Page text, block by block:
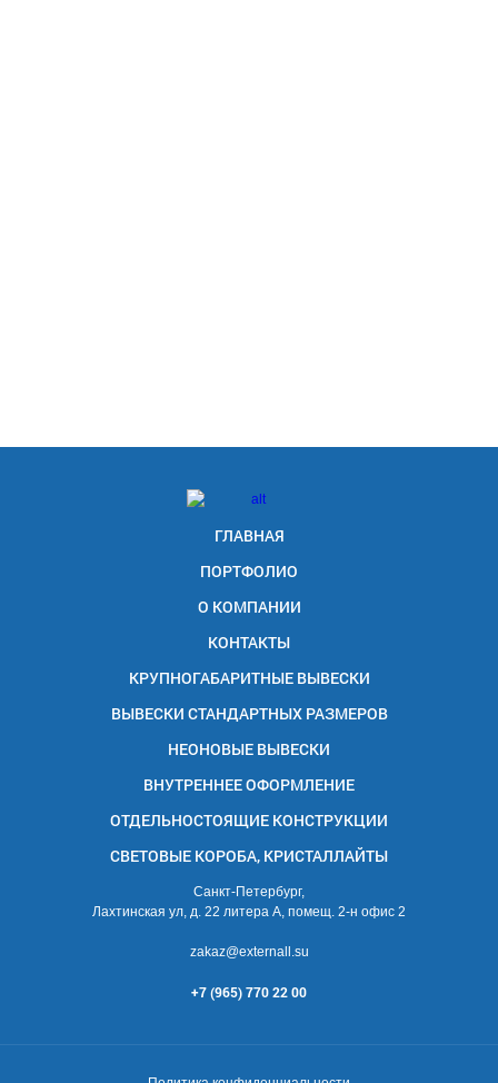
ГЛАВНАЯ
ПОРТФОЛИО
О КОМПАНИИ
КОНТАКТЫ
КРУПНОГАБАРИТНЫЕ ВЫВЕСКИ
ВЫВЕСКИ СТАНДАРТНЫХ РАЗМЕРОВ
НЕОНОВЫЕ ВЫВЕСКИ
ВНУТРЕННЕЕ ОФОРМЛЕНИЕ
ОТДЕЛЬНОСТОЯЩИЕ КОНСТРУКЦИИ
СВЕТОВЫЕ КОРОБА, КРИСТАЛЛАЙТЫ
Санкт-Петербург,
Лахтинская ул, д. 22 литера А, помещ. 2-н офис 2
zakaz@externall.su
+7 (965) 770 22 00